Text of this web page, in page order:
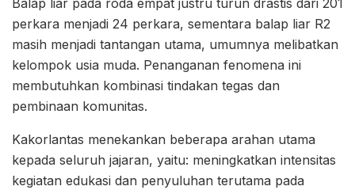
Balap liar pada roda empat justru turun drastis dari 201
perkara menjadi 24 perkara, sementara balap liar R2
masih menjadi tantangan utama, umumnya melibatkan
kelompok usia muda. Penanganan fenomena ini
membutuhkan kombinasi tindakan tegas dan
pembinaan komunitas.
Kakorlantas menekankan beberapa arahan utama
kepada seluruh jajaran, yaitu: meningkatkan intensitas
kegiatan edukasi dan penyuluhan terutama pada